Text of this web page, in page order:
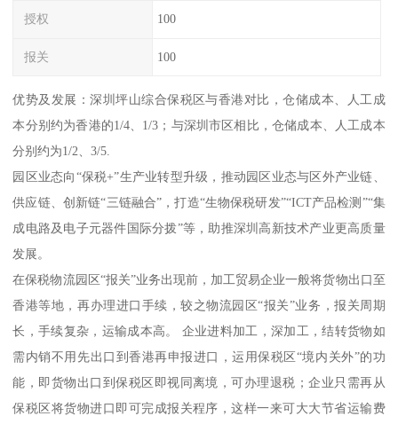
授权 100
报关 100
优势及发展：深圳坪山综合保税区与香港对比，仓储成本、人工成
本分别约为香港的1/4、1/3；与深圳市区相比，仓储成本、人工成本
分别约为1/2、3/5.
园区业态向“保税+”生产业转型升级，推动园区业态与区外产业链、
供应链、创新链“三链融合”，打造“生物保税研发”“ICT产品检测”“集
成电路及电子元器件国际分拨”等，助推深圳高新技术产业更高质量
发展。
在保税物流园区“报关”业务出现前，加工贸易企业一般将货物出口至
香港等地，再办理进口手续，较之物流园区“报关”业务，报关周期
长，手续复杂，运输成本高。 企业进料加工，深加工，结转货物如
需内销不用先出口到香港再申报进口，运用保税区“境内关外”的功
能，即货物出口到保税区即视同离境，可办理退税；企业只需再从
保税区将货物进口即可完成报关程序，这样一来可大大节省运输费